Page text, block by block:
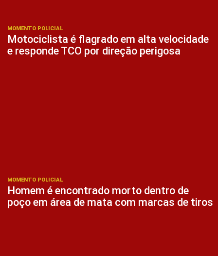
MOMENTO POLICIAL
Motociclista é flagrado em alta velocidade
e responde TCO por direção perigosa
MOMENTO POLICIAL
Homem é encontrado morto dentro de
poço em área de mata com marcas de tiros